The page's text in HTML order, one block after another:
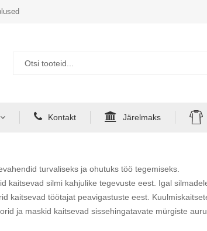
Kontakt Järelmaks
turvaliseks ja ohutuks töö tegemiseks.
kaitsevad silmi kahjulike tegevuste eest. Igal
kaitsevad töötajat peavigastuste eest.
ja maskid kaitsevad sissehingatavate mürgiste